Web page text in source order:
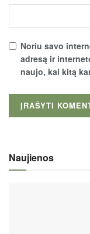
Noriu savo
adresą ir
naujo, kai kitą
Naujienos